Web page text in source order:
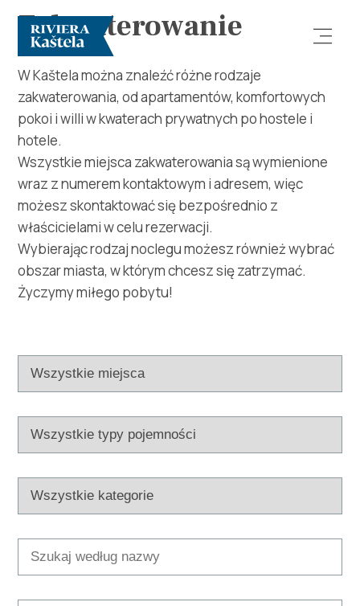
Odkryj
Destynacja
Co robić
Multimedia
pl
info@kastela-info.hr
Zakwaterowanie
W Kaštela można znaleźć różne rodzaje
zakwaterowania, od apartamentów, komfortowych
pokoi i willi w kwaterach prywatnych po hostele i
hotele.
Wszystkie miejsca zakwaterowania są wymienione
wraz z numerem kontaktowym i adresem, więc
możesz skontaktować się bezpośrednio z
właścicielami w celu rezerwacji.
Wybierając rodzaj noclegu możesz również wybrać
obszar miasta, w którym chcesz się zatrzymać.
Życzymy miłego pobytu!